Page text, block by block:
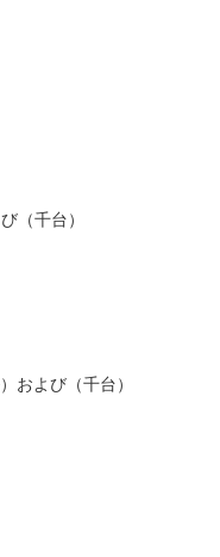
（千台）
および（千台）